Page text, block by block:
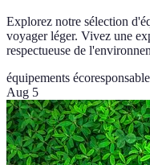
Explorez notre sélection
voyager léger. Vivez une
respectueuse de
équipements
Aug 5